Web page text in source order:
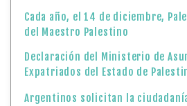
Cada año, el 14 de diciembre,
del Maestro Palestino
Declaración del Ministerio de
Expatriados del Estado de
Argentinos solicitan la